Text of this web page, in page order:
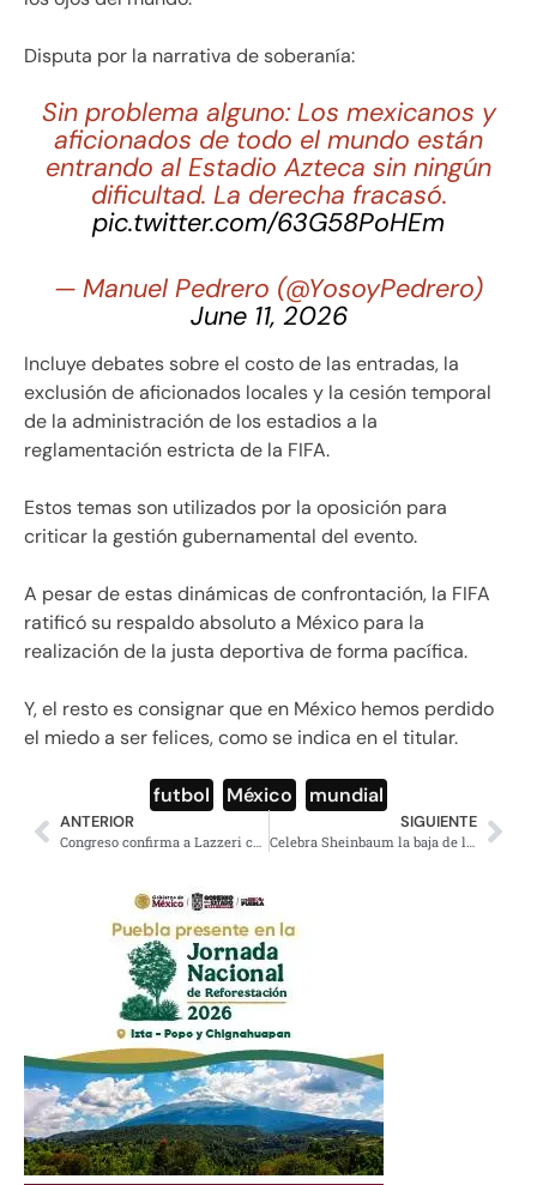
Disputa por la narrativa de soberanía:
Sin problema alguno: Los mexicanos y
aficionados de todo el mundo están
entrando al Estadio Azteca sin ningún
dificultad. La derecha fracasó.
pic.twitter.com/63G58PoHEm
— Manuel Pedrero (@YosoyPedrero)
June 11, 2026
Incluye debates sobre el costo de las entradas, la
exclusión de aficionados locales y la cesión temporal
de la administración de los estadios a la
reglamentación estricta de la FIFA.
Estos temas son utilizados por la oposición para
criticar la gestión gubernamental del evento.
A pesar de estas dinámicas de confrontación, la FIFA
ratificó su respaldo absoluto a México para la
realización de la justa deportiva de forma pacífica.
Y, el resto es consignar que en México hemos perdido
el miedo a ser felices, como se indica en el titular.
futbol México mundial
ANTERIOR
Congreso confirma a Lazzeri como embajador en Estados Unidos
SIGUIENTE
Celebra Sheinbaum la baja de la inflación al 3.94 por ciento